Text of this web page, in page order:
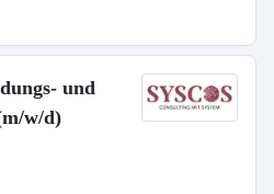
und
w/d)